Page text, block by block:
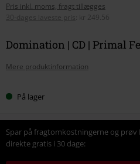
Pris inkl. moms, fragt tillægges
30-dages laveste pris
kr 249.56
Domination | CD | Primal
Mere produktinformation
På lager
Spar på fragtomkostningerne og prøv
direkte gratis i 30 dage: